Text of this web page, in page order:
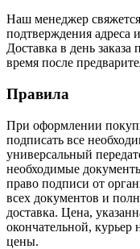
Наш менеджер
подтверждения адреса
Доставка в день заказа
время после
Правила
При оформлении
подписать все
универсальный
необходимые
право подписи от
всех документов и
доставка. Цена,
окончательной, курьер
цены.